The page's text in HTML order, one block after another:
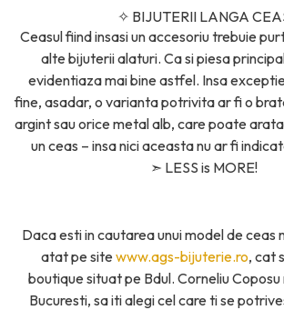
✧ BIJUTERII LANGA
Ceasul fiind insasi un accesoriu trebuie
alte bijuterii alaturi. Ca si piesa
evidentiaza mai bine astfel. Insa
fine, asadar, o varianta potrivita ar fi o
argint sau orice metal alb, care poate
un ceas – insa nici aceasta nu ar fi
➣ LESS is MORE!
Daca esti in cautarea unui model de ceas
atat pe site www.ags-bijuterie.ro, cat
boutique situat pe Bdul. Corneliu Coposu
Bucuresti, sa iti alegi cel care ti se